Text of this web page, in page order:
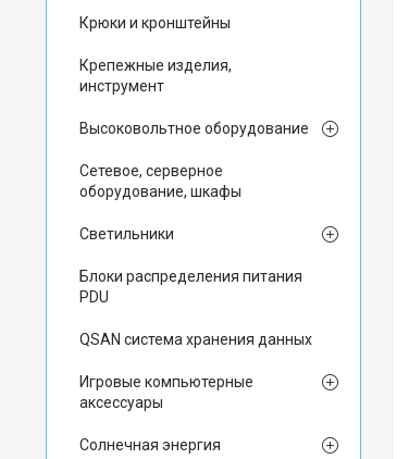
Крюки и кронштейны
Крепежные изделия,
инструмент
Высоковольтное оборудование
Сетевое, серверное
оборудование, шкафы
Светильники
Блоки распределения питания
PDU
QSAN система хранения данных
Игровые компьютерные
аксессуары
Солнечная энергия